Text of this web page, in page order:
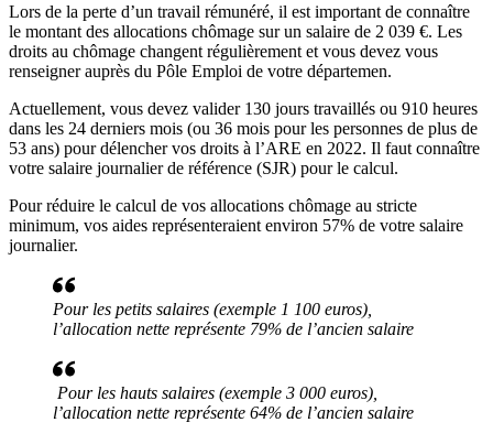
Lors de la perte d’un travail rémunéré, il est important de connaître
le montant des allocations chômage sur un salaire de 2 039 €. Les
droits au chômage changent régulièrement et vous devez vous
renseigner auprès du Pôle Emploi de votre départemen.
Actuellement, vous devez valider 130 jours travaillés ou 910 heures
dans les 24 derniers mois (ou 36 mois pour les personnes de plus de
53 ans) pour délencher vos droits à l’ARE en 2022. Il faut connaître
votre salaire journalier de référence (SJR) pour le calcul.
Pour réduire le calcul de vos allocations chômage au stricte
minimum, vos aides représenteraient environ 57% de votre salaire
journalier.
Pour les petits salaires (exemple 1 100 euros),
l’allocation nette représente 79% de l’ancien salaire
Pour les hauts salaires (exemple 3 000 euros),
l’allocation nette représente 64% de l’ancien salaire